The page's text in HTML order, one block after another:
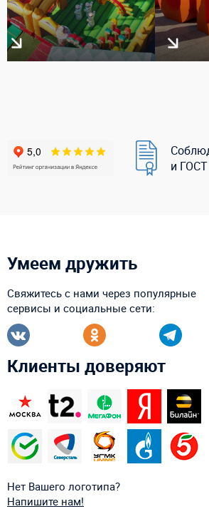
и
Умеем дружить
Свяжитесь с нами через популярные
сервисы и социальные сети:
Клиенты доверяют
Нет Вашего логотипа?
Напишите нам!